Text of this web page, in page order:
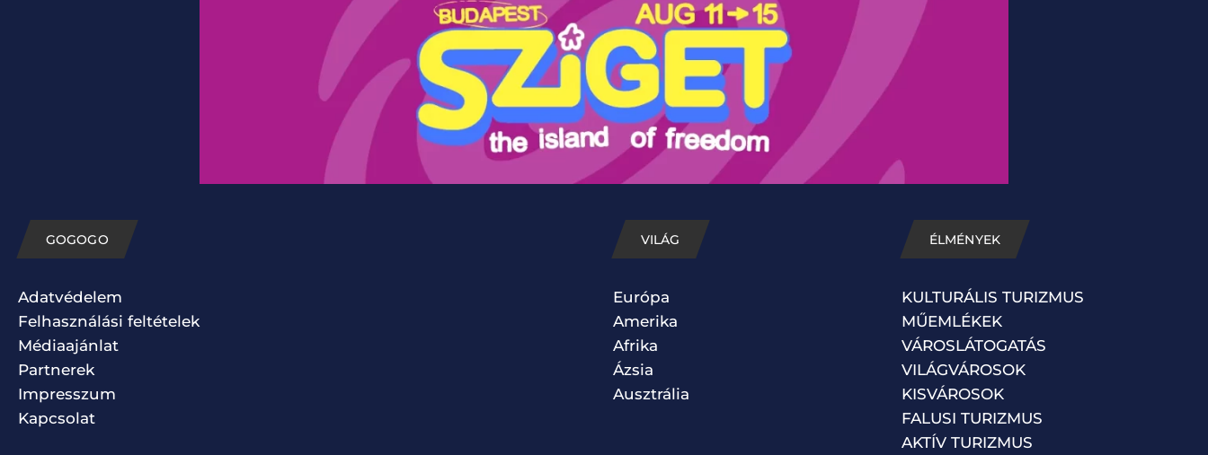
GOGOGO
Adatvédelem
Felhasználási feltételek
Médiaajánlat
Partnerek
Impresszum
Kapcsolat
VILÁG
Európa
Amerika
Afrika
Ázsia
Ausztrália
ÉLMÉNYEK
KULTURÁLIS TURIZMUS
MŰEMLÉKEK
VÁROSLÁTOGATÁS
VILÁGVÁROSOK
KISVÁROSOK
FALUSI TURIZMUS
AKTÍV TURIZMUS